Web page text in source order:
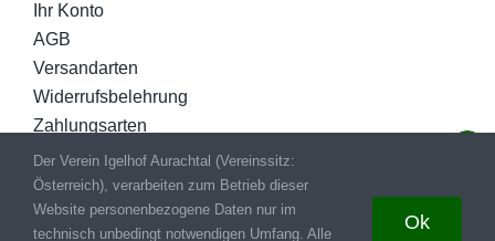
Ihr Konto
AGB
Versandarten
Widerrufsbelehrung
Zahlungsarten
© Copyright 2020 - 2026Igelhof-Aurachtal.at
Impressum|Datenschutz
Der Verein Igelhof Aurachtal (Vereinssitz:
Österreich), verarbeiten zum Betrieb dieser
Website personenbezogene Daten nur im
technisch unbedingt notwendigen Umfang. Alle
Ok